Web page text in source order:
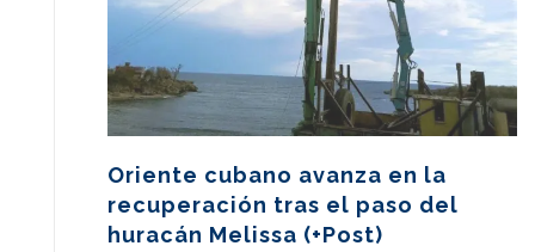
Oriente cubano avanza en la
recuperación tras el paso del
huracán Melissa (+Post)